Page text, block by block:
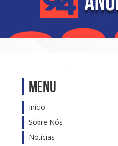
Menu
Início
Sobre Nós
Notícias